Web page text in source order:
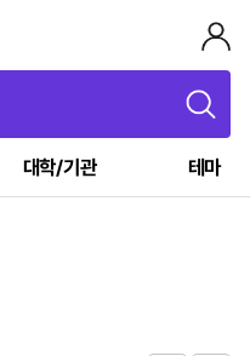
대학/기관 테마